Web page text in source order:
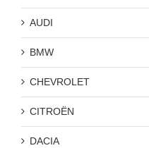
AUDI
BMW
CHEVROLET
CITROËN
DACIA